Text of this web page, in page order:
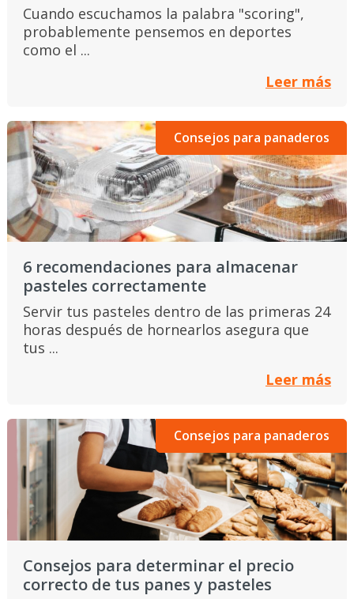
Cuando escuchamos la palabra "scoring",
probablemente pensemos en deportes
como el ...
Leer más
Consejos para panaderos
6 recomendaciones para almacenar
pasteles correctamente
Servir tus pasteles dentro de las primeras 24
horas después de hornearlos asegura que
tus ...
Leer más
Consejos para panaderos
Consejos para determinar el precio
correcto de tus panes y pasteles